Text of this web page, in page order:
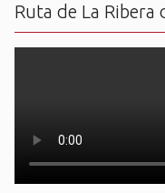
Ruta de La Ribera